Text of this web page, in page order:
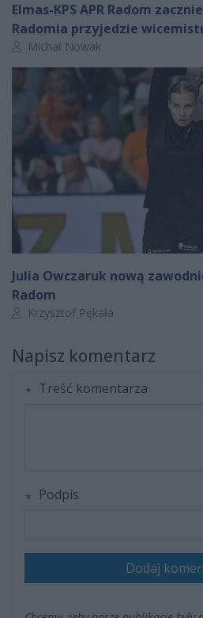
Elmas-KPS APR Radom
Radomia przyjedzie
Autor artykułu:
Michał Nowak
Julia Owczaruk nową
Radom
Autor artykułu:
Krzysztof Pękała
Napisz komentarz
Treść komentarza
Podpis
Dodaj